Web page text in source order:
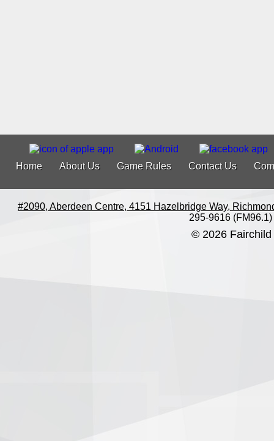
Home About Us Game Rules Contact Us
#2090, Aberdeen Centre, 4151 Hazelbridge Way,
295-9616 (FM96.1)
© 2026 Fairchild